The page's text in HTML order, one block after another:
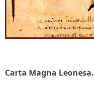
Carta Magna Leonesa.